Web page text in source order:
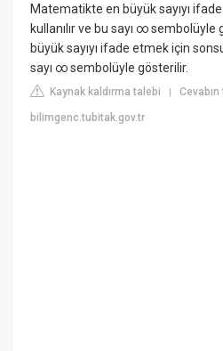
Matematikte en büyük sayıyı
kullanılır ve bu sayı ∞
büyük sayıyı ifade etmek için
sayı ∞ sembolüyle gösterilir.
Kaynak kaldırma talebi |
bilimgenc.tubitak.gov.tr